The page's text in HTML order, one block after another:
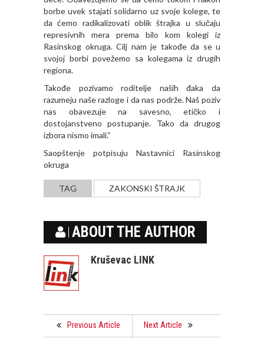
borbe uvek stajati solidarno uz svoje kolege, te
da ćemo radikalizovati oblik štrajka u slučaju
represivnih mera prema bilo kom kolegi iz
Rasinskog okruga. Cilj nam je takođe da se u
svojoj borbi povežemo sa kolegama iz drugih
regiona.
Takođe pozivamo roditelje naših đaka da
razumeju naše razloge i da nas podrže. Naš poziv
nas obavezuje na savesno, etičko i
dostojanstveno postupanje. Tako da drugog
izbora nismo imali.“
Saopštenje potpisuju Nastavnici Rasinskog
okruga
TAG ZAKONSKI ŠTRAJK
ABOUT THE AUTHOR
Kruševac LINK
Previous Article Next Article